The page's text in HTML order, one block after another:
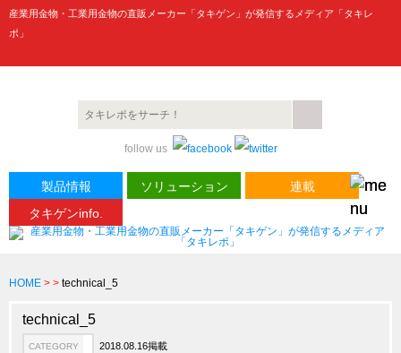
CATEGORY 製品情報
新製品ロケットニュース
ピックアップ製品
製品開発秘話
モニターアーム
産業用金物・工業用金物の直販メーカー「タキゲン」が発信するメディア「タキレ
ポ」
follow us
製品情報 ソリューション
連載
タキゲンinfo.
HOME > > technical_5
technical_5
CATEGORY 2018.08.16掲載